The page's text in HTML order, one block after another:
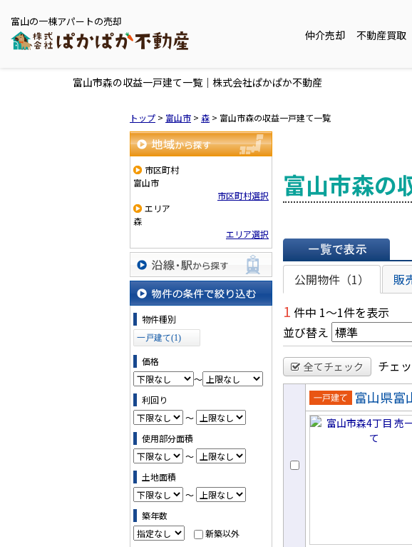
富山の一棟アパートの売却
仲介売却 不動産買取
富山市森の収益一戸建て一覧｜株式会社ぱかぱか不動産
トップ > 富山市 > 森 > 富山市森の収益一戸建て一覧
地域から探す
市区町村
富山市
市区町村選択
エリア
森
エリア選択
沿線・駅から探す
物件の条件で絞り込む
物件種別
一戸建て(1)
価格
～
利回り
～
使用部分面積
～
土地面積
～
築年数
新築以外
富山市森の
一覧で表示
公開物件（1） 販
1 件中 1～1件を表示
並び替え
全てチェック チェ
売一戸建
て
富山県富